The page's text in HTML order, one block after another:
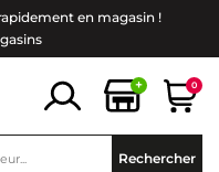
en magasin !
+ 0
Rechercher